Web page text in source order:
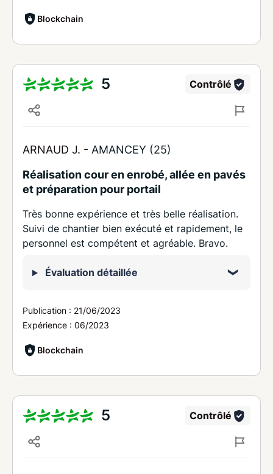
Blockchain
5 Contrôlé
ARNAUD J. - AMANCEY (25)
Réalisation cour en enrobé, allée en pavés
et préparation pour portail
Très bonne expérience et très belle réalisation.
Suivi de chantier bien exécuté et rapidement, le
personnel est compétent et agréable. Bravo.
Évaluation détaillée
Publication : 21/06/2023
Expérience : 06/2023
Blockchain
5 Contrôlé